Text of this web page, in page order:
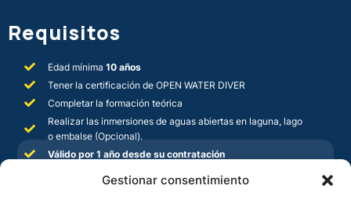
Gestionar consentimiento
Requisitos
Edad mínima 10 años
Tener la certificación de OPEN WATER DIVER
Completar la formación teórica
Realizar las inmersiones de aguas abiertas en laguna, lago
o embalse (Opcional).
Válido por 1 año desde su contratación